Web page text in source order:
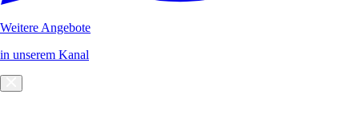
Weitere Angebote
in unserem Kanal